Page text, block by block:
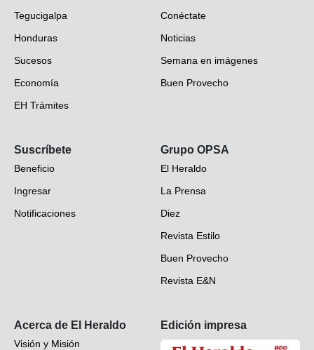
Tegucigalpa
Honduras
Sucesos
Economía
EH Trámites
EH Verifica
Fotogalerías
Deportes
Videos
Conéctate
Noticias
Semana en imágenes
Buen Provecho
Suscríbete
Beneficio
Ingresar
Notificaciones
Grupo OPSA
El Heraldo
La Prensa
Diez
Revista Estilo
Buen Provecho
Revista E&N
Acerca de El Heraldo
Visión y Misión
Edición impresa